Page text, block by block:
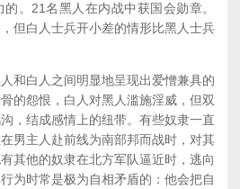
。21名黑人在内战中获国会勋章。
但白人士兵开小差的情形比黑人士兵
白人之间明显地呈现出爱憎兼具的
的怨恨，白人对黑人滥施淫威，但双
，结成感情上的纽带。有些奴隶一直
男主人赴前线为南部邦而战时，对其
其他的奴隶在北方军队逼近时，逃向
为时常是极为自相矛盾的：他会把自